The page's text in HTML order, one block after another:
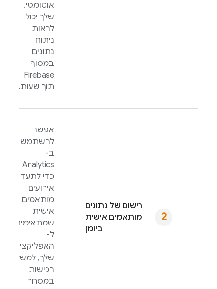
אוטומטי.
שלך יכול
לראות
ניתוח
נתונים
במסוף
Firebase
תוך שעות.
רישום של נתונים
מותאמים אישית
ביומן
אפשר
להשתמש
ב-
Analytics
כדי לתעד
אירועים
מותאמים
אישית
שמתאימים
ל-
האפליקציה
שלך, למשל
רכישות
במסחר